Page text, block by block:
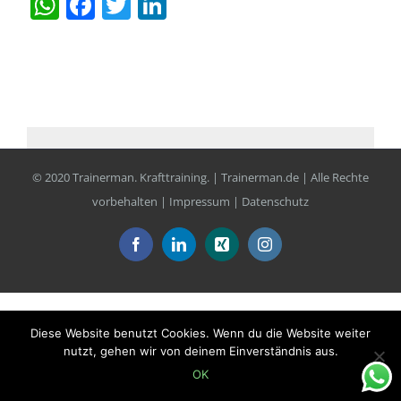
© 2020 Trainerman. Krafttraining. | Trainerman.de | Alle Rechte
vorbehalten | Impressum | Datenschutz
FacebookLinkedInXing Instagram
Diese Website benutzt Cookies. Wenn du die Website weiter
nutzt, gehen wir von deinem Einverständnis aus.
OK